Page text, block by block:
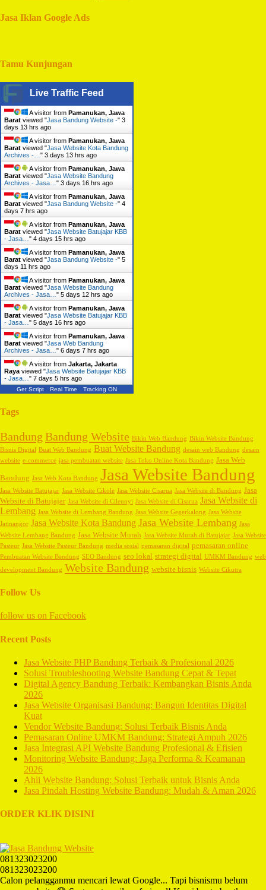
Jasa Iklan Google Ads
Tamu Kunjungan
Live Traffic Feed
A visitor from Pamanukan, Jawa
Barat viewed "Jasa Bandung Website -" 3
days 13 hrs ago
A visitor from Pamanukan, Jawa
Barat viewed "Jasa Website Kota Bandung
Archives -…" 3 days 13 hrs ago
A visitor from Pamanukan, Jawa
Barat viewed "Jasa Website Bandung
Archives - Jasa…" 3 days 16 hrs ago
A visitor from Pamanukan, Jawa
Barat viewed "Jasa Bandung Website -" 4
days 7 hrs ago
A visitor from Pamanukan, Jawa
Barat viewed "Jasa Website Batujajar KBB
- Jasa…" 4 days 15 hrs ago
A visitor from Pamanukan, Jawa
Barat viewed "Jasa Bandung Website -" 5
days 11 hrs ago
A visitor from Pamanukan, Jawa
Barat viewed "Jasa Website Bandung
Archives - Jasa…" 5 days 12 hrs ago
A visitor from Pamanukan, Jawa
Barat viewed "Jasa Website Batujajar KBB
- Jasa…" 5 days 16 hrs ago
A visitor from Pamanukan, Jawa
Barat viewed "Jasa Web Bandung
Archives - Jasa…" 6 days 7 hrs ago
A visitor from Jakarta, Jakarta
Rayaviewed "Jasa Website Batujajar KBB
- Jasa…" 7 days 5 hrs ago
Get Script Real Time Tracking ON
Tags
Bandung Bandung Website Bikin Web Bandung Bikin Website Bandung
Bisnis Digital Buat Web Bandung Buat Website Bandung desain web Bandung desain
website e-commerce jasa pembuatan website Jasa Toko Online Kota Bandung Jasa Web
Bandung Jasa Web Kota Bandung Jasa Website Bandung
Jasa Website Batujajar Jasa Website Cikole Jasa Website Cisarua Jasa Website di Bandung Jasa
Website di Batujajar Jasa Website di Cileunyi Jasa Website di Cisarua Jasa Website di
Lembang Jasa Website di Lembang Bandung Jasa Website Gegerkalong Jasa Website
Jatinangor Jasa Website Kota Bandung Jasa Website Lembang Jasa
Website Lembang Bandung Jasa Website Murah Jasa Website Murah di Batujajar Jasa Website
Pasteur Jasa Website Pasteur Bandung media sosial pemasaran digital pemasaran online
Pembuatan Website Bandung SEO Bandung seo lokal strategi digital UMKM Bandung web
development Bandung Website Bandung website bisnis Website Cikutra
Follow Us
follow us on Facebook
Recent Posts
Jasa Website PHP Bandung Terbaik & Profesional 2026
Solusi Troubleshooting Website Bandung Cepat & Tepat
Digital Agency Bandung Terbaik: Kembangkan Bisnis Anda
2026
Jasa Website Organisasi Bandung: Bangun Identitas Digital
Kuat
Vendor Website Bandung: Solusi Terbaik Bisnis Anda
Pemasaran Online UMKM Bandung: Strategi Ampuh 2026
Jasa Integrasi API Website Bandung Profesional & Efisien
Monitoring Website Bandung: Jaga Performa & Keamanan
2026
Ahli Website Bandung: Solusi Terbaik untuk Bisnis Anda
Jasa Pindah Hosting Website Bandung: Mudah & Aman 2026
ORDER KLIK DISINI
081323023200
081323023200
Calon pelangganmu mencari lewat Google... Tapi bisnismu belum